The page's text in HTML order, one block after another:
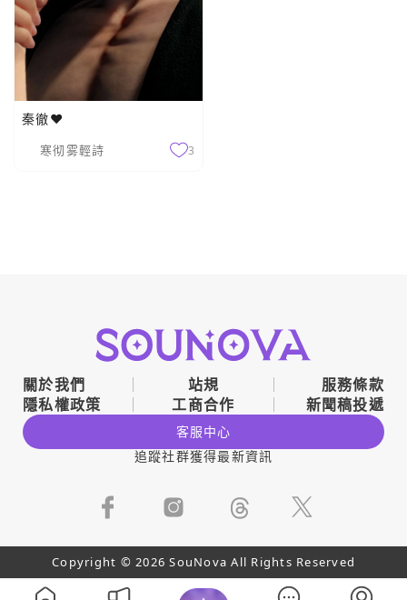
秦徹❤️
寒彻雾輕詩 3
關於我們 站規
服務條款
隱私權政策
工商合作 新聞稿投遞
客服中心
追蹤社群獲得最新資訊
Copyright © 2026 SouNova All Rights Reserved